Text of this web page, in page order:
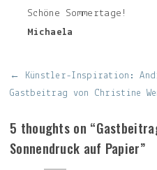
Schöne Sommertage!
Michaela
Beitragsnavigation
← Künstler-Inspiration:
Gastbeitrag von Christine
5 thoughts on “
Sonnendruck auf Papier”